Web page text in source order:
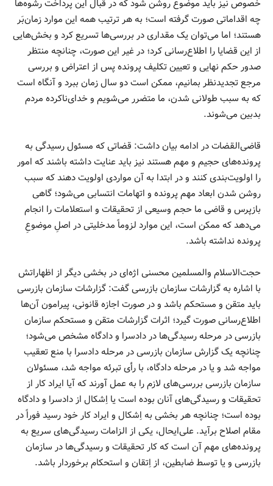
خصوص نیز باید موضوع روشن شود که در قبال این پرداخت رشوه‌ها
چه اقداماتی صورت گرفته است؛ به هر ترتیب همه این موارد زمان‌بَر
هستند؛ اما می‌توان یک مقداری در بررسی‌ها تسریع کرد و بخش‌هایی
از این قضایا را اطلاع‌رسانی کرد؛ در غیر این صورت، چنانچه منتظر
صدور حکم نهایی و تعیین تکلیف پرونده پس از اعتراض و بررسی
مرجع تجدیدنظر بمانیم، ممکن است دو سال زمان ببرد و آنگاه است
که به سبب طولانی شدن، ما متضرر می‌شویم و خدای‌ناکرده مردم
بدبین می‌شوند.
قاضی‌القضات در ادامه بیان داشت: قضاتی که مسئول رسیدگی به
پرونده‌های حجیم و مهم هستند نیز باید عنایت داشته باشند که امور
را اولویت‌بندی کنند و در ابتدا به آن مواردی اولویت دهند که سبب
روشن شدن ابعاد مهم پرونده و اتهامات انتسابی می‌شود؛ گاهی
بازپرس و قاضی ما حجم وسیعی از تحقیقات و استعلامات را انجام
می‌دهد که ممکن است، این موارد لزوماً مدخلیتی در اصلِ موضوعِ
پرونده نداشته باشد.
حجت‌الاسلام والمسلمین محسنی اژه‌ای در بخشی دیگر از اظهاراتش
با اشاره به گزارشات سازمان بازرسی گفت: گزارشات سازمان بازرسی
باید متقن و مستحکم باشد و در صورت اجازه قانونی، پیرامون آن‌ها
اطلاع‌رسانی صورت گیرد؛ اثرات گزارشات متقن و مستحکم سازمان
بازرسی در مرحله رسیدگی‌ها در دادسرا و دادگاه مشخص می‌شود؛
چنانچه یک گزارش سازمان بازرسی در مرحله دادسرا با منع تعقیب
مواجه شد و یا در مرحله دادگاه، با رأی تبرئه مواجه شد، مسئولان
سازمان بازرسی بررسی‌های لازم را به عمل آورند که آیا ایراد کار از
تحقیقات و رسیدگی‌های آنان بوده است یا اِشکال از دادسرا و دادگاه
بوده است؛ چنانچه هر بخشی به اِشکال و ایراد کار خود رسید فوراً در
مقام اصلاح برآید. علی‌ایحال، یکی از الزامات رسیدگی‌های سریع به
پرونده‌های مهم آن است که کار تحقیقات و رسیدگی‌ها در سازمان
بازرسی و یا توسط ضابطین، از اِتقان و استحکام برخوردار باشد.